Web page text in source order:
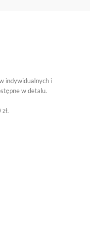
indywidualnych i
w detalu.